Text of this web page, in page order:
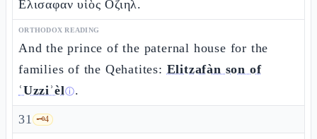
Ελισαφαν υἱὸς Οζιηλ.
ORTHODOX READING
And the prince of the paternal house for the
families of the Qehatites: Elitzafàn son of
ʿUzziʾèlⓘ.
31 🗝️4